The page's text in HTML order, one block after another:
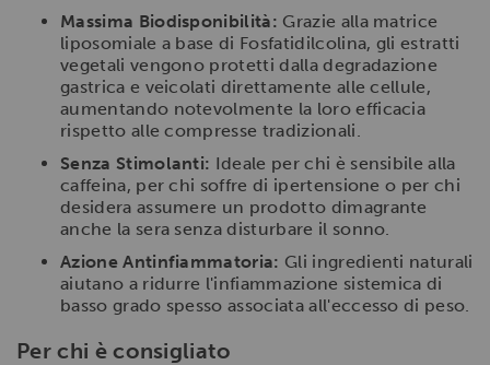
Massima Biodisponibilità: Grazie alla matrice
liposomiale a base di Fosfatidilcolina, gli estratti
vegetali vengono protetti dalla degradazione
gastrica e veicolati direttamente alle cellule,
aumentando notevolmente la loro efficacia
rispetto alle compresse tradizionali.
Senza Stimolanti: Ideale per chi è sensibile alla
caffeina, per chi soffre di ipertensione o per chi
desidera assumere un prodotto dimagrante
anche la sera senza disturbare il sonno.
Azione Antinfiammatoria: Gli ingredienti naturali
aiutano a ridurre l'infiammazione sistemica di
basso grado spesso associata all'eccesso di peso.
Per chi è consigliato